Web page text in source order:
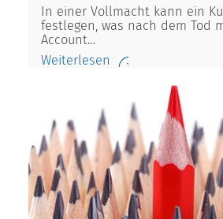
In einer Vollmacht kann ein
festlegen, was nach dem Tod
Account…
Weiterlesen